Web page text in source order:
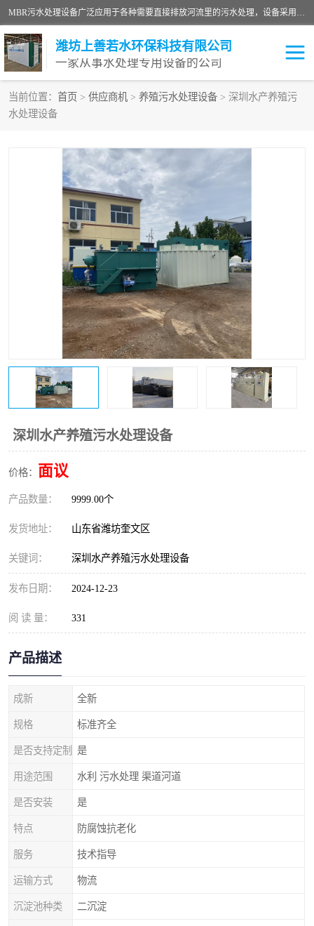
MBR污水处理设备广泛应用于各种需要直接排放河流里的污水处理，设备采用膜生物反应器（Membrane Bioreactor,简称MBR〕技术，取代了传统工艺中的二沉池，它可以*地进行固液分离，得到直接使用的稳定中水，又可在生物池内维持高浓度的微生物量，工艺剩余污泥少，极有效地去除氨氮，出水悬浮物和浊度接近于零，出水中细菌和病毒被大幅度去除，能耗低，占地面积小。
潍坊上善若水环保科技有限公司
一家从事水处理专用设备的公司
当前位置： 首页 > 供应商机 > 养殖污水处理设备 > 深圳水产养殖污
水处理设备
深圳水产养殖污水处理设备
价格： 面议
产品数量： 9999.00个
发货地址： 山东省潍坊奎文区
关键词： 深圳水产养殖污水处理设备
发布日期： 2024-12-23
阅 读 量： 331
产品描述
成新 全新
规格 标准齐全
是否支持定制 是
用途范围 水利 污水处理 渠道河道
是否安装 是
特点 防腐蚀抗老化
服务 技术指导
运输方式 物流
沉淀池种类 二沉淀
污水处理设备
生活污水处理设备 油墨污水处理设备
洗涤污水处理设备
诊所门诊污水处理设备 臭氧消毒设备
养殖污水处理设备 屠宰污水处理设备
一体化污水处理设备 食品制造业污水处理设备
医院辐射污水衰变池